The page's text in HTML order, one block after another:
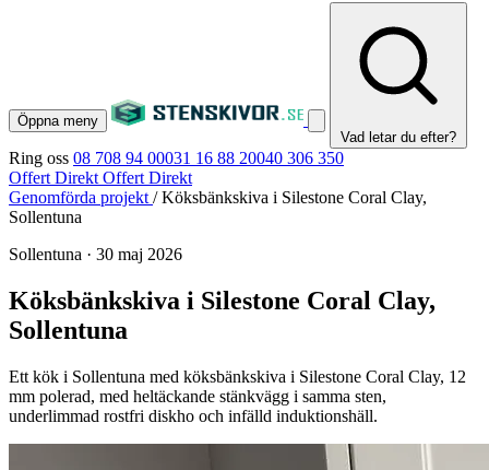
Öppna meny
Vad letar du efter?
Ring oss 08 708 94 00031 16 88 20040 306 350
Offert Direkt Offert Direkt
Genomförda projekt / Köksbänkskiva i Silestone Coral Clay,
Sollentuna
Sollentuna · 30 maj 2026
Köksbänkskiva i Silestone Coral Clay,
Sollentuna
Ett kök i Sollentuna med köksbänkskiva i Silestone Coral Clay, 12
mm polerad, med heltäckande stänkvägg i samma sten,
underlimmad rostfri diskho och infälld induktionshäll.